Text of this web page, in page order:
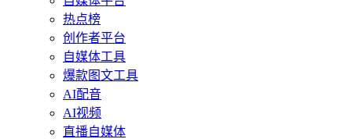
热点榜
创作者平台
自媒体工具
爆款图文工具
AI配音
AI视频
直播自媒体